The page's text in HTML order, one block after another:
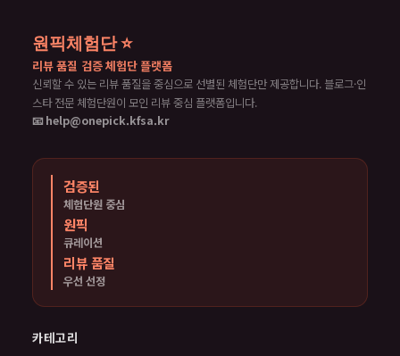
원픽체험단 ⭐
리뷰 품질 검증 체험단 플랫폼
신뢰할 수 있는 리뷰 품질을 중심으로 선별된 체험단만 제공합니다. 블로그·인
스타 전문 체험단원이 모인 리뷰 중심 플랫폼입니다.
📧 help@onepick.kfsa.kr
검증된
체험단원 중심
원픽
큐레이션
리뷰 품질
우선 선정
카테고리